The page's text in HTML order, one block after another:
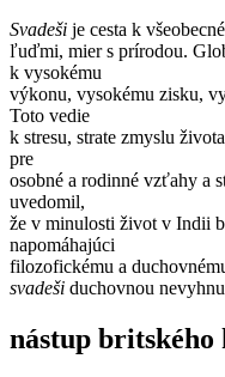
Svadeši je cesta k
ľuďmi, mier s prírodou.
k vysokému
výkonu, vysokému zisku,
Toto vedie
k stresu, strate zmyslu
pre
osobné a rodinné vzťahy a
uvedomil,
že v minulosti život v Indii
napomáhajúci
filozofickému a
svadeši duchovnou
nástup